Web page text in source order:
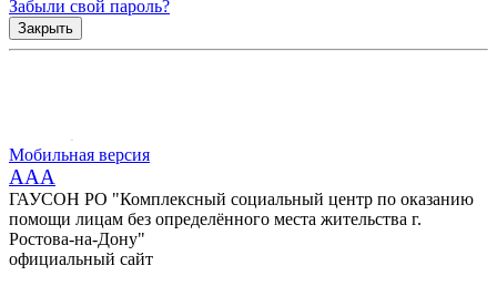
Забыли свой пароль?
Закрыть
Мобильная версия
AAA
ГАУСОН РО "Комплексный социальный центр по оказанию
помощи лицам без определённого места жительства г.
Ростова-на-Дону"
официальный сайт